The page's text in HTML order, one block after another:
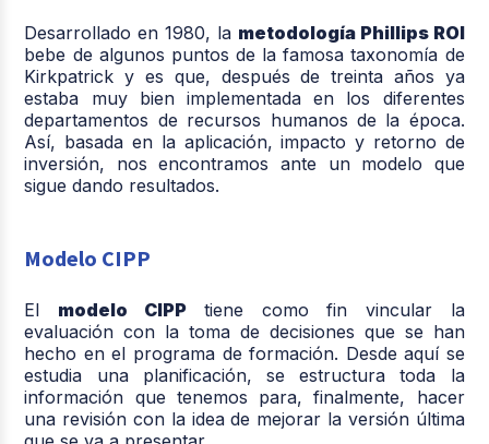
Desarrollado en 1980, la metodología Phillips ROI
bebe de algunos puntos de la famosa taxonomía de
Kirkpatrick y es que, después de treinta años ya
estaba muy bien implementada en los diferentes
departamentos de recursos humanos de la época.
Así, basada en la aplicación, impacto y retorno de
inversión, nos encontramos ante un modelo que
sigue dando resultados.
Modelo CIPP
El modelo CIPPtiene como fin vincular la
evaluación con la toma de decisiones que se han
hecho en el programa de formación. Desde aquí se
estudia una planificación, se estructura toda la
información que tenemos para, finalmente, hacer
una revisión con la idea de mejorar la versión última